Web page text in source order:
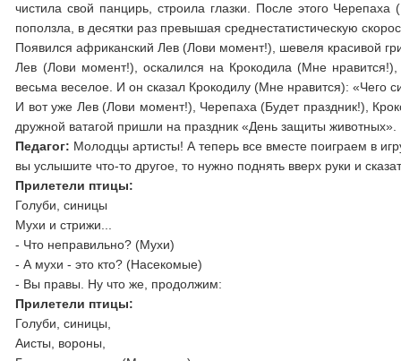
чистила свой панцирь, строила глазки. После этого
поползла, в десятки раз превышая среднестатистическую
Появился африканский Лев (Лови момент!), шевеля красивой
Лев (Лови момент!), оскалился на Крокодила (Мне
весьма веселое. И он сказал Крокодилу (Мне нравится): «Чего
И вот уже Лев (Лови момент!), Черепаха (Будет праздник!),
дружной ватагой пришли на праздник «День защиты
Педагог: Молодцы артисты! А теперь все вместе поиграем в
вы услышите что-то другое, то нужно поднять вверх руки и
Прилетели птицы:
Голуби, синицы
Мухи и стрижи...
- Что неправильно? (Мухи)
- А мухи - это кто? (Насекомые)
- Вы правы. Ну что же, продолжим:
Прилетели птицы:
Голуби, синицы,
Аисты, вороны,